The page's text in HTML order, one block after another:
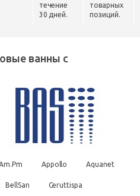
течение
30 дней.
товарных
позиций.
ванны с
Am.Pm Appollo Aquanet
BellSan Ceruttispa